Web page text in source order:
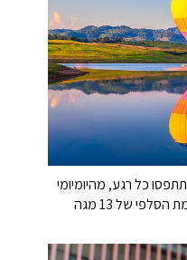
תתפסו כל רגע, מהיומיומי
ועד המיוחד ביותר - הכל עם מצלמת הסלפי של 13 מגה